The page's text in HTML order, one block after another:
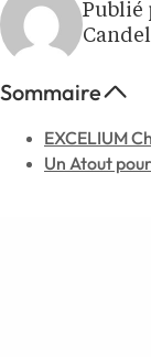
Publié
Sommaire
EXCELIUM
Un Atout